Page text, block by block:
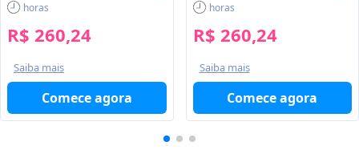
horas
R$ 260,24
Saiba mais
Comece agora
horas
R$ 260,24
Saiba mais
Comece agora